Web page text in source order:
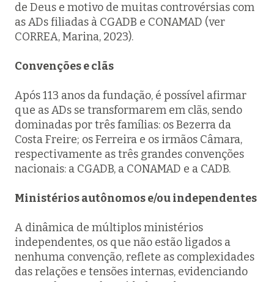
de Deus e motivo de muitas controvérsias com
as ADs filiadas à CGADB e CONAMAD (ver
CORREA, Marina, 2023).
Convenções e clãs
Após 113 anos da fundação, é possível afirmar
que as ADs se transformarem em clãs, sendo
dominadas por três famílias: os Bezerra da
Costa Freire; os Ferreira e os irmãos Câmara,
respectivamente as três grandes convenções
nacionais: a CGADB, a CONAMAD e a CADB.
Ministérios autônomos e/ou independentes
A dinâmica de múltiplos ministérios
independentes, os que não estão ligados a
nenhuma convenção, reflete as complexidades
das relações e tensões internas, evidenciando